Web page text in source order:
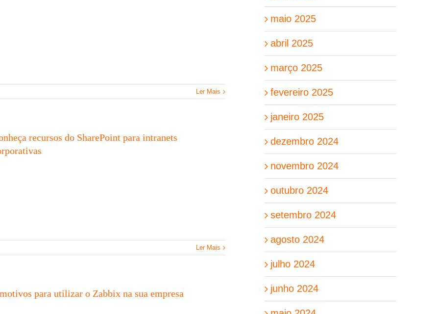
Ler Mais
recursos do SharePoint para intranets
Ler Mais
para utilizar o Zabbix na sua empresa
maio 2025
abril 2025
março 2025
fevereiro 2025
janeiro 2025
dezembro 2024
novembro 2024
outubro 2024
setembro 2024
agosto 2024
julho 2024
junho 2024